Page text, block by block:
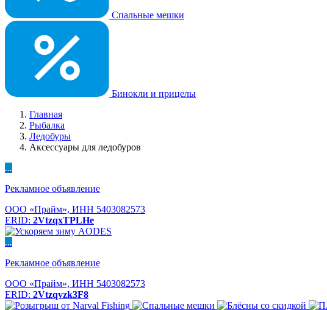
Спальные мешки
Бинокли и прицелы
Главная
Рыбалка
Ледобуры
Аксессуары для ледобуров
...
Рекламное объявление
ООО «Прайм», ИНН 5403082573
ERID: 2VtzqxTPLHe
...
Рекламное объявление
ООО «Прайм», ИНН 5403082573
ERID: 2Vtzqvzk3F8